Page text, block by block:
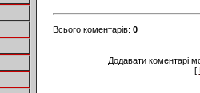
Всього коментарів: 0
Додавати коментарі
[